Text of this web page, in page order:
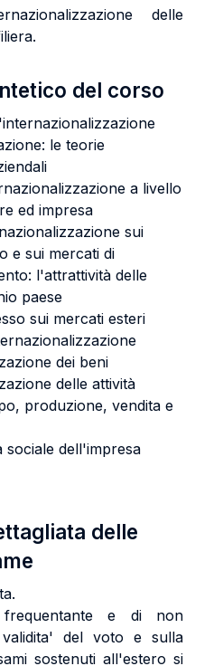
delle
del corso
le teorie
a livello
ed impresa
sui
e sui mercati di
l'attrattività delle
paese
sui mercati esteri
dei beni
delle attività
produzione, vendita e
sociale dell'impresa
delle
e di non
del voto e sulla
sostenuti all'estero si